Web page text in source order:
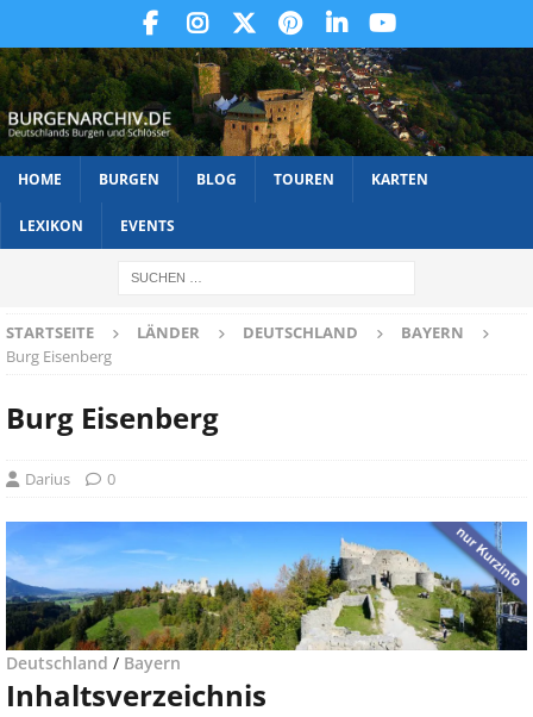
HOME BURGEN BLOG TOUREN KARTEN
LEXIKON EVENTS
STARTSEITE LÄNDER DEUTSCHLAND
BAYERN
Burg Eisenberg
Burg Eisenberg
Darius 0
Deutschland / Bayern
Inhaltsverzeichnis